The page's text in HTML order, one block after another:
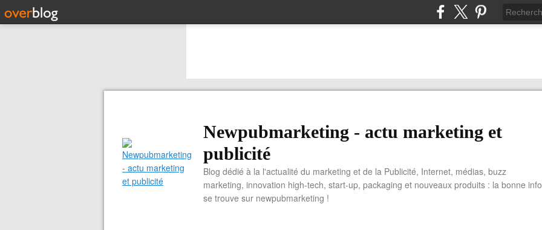
Newpubmarketing - actu marketing et
publicité
Blog dédié à la l'actualité du marketing et de la Publicité, Internet, médias, buzz
marketing, innovation high-tech, start-up, packaging et nouveaux produits : la bonne info
se trouve sur newpubmarketing !